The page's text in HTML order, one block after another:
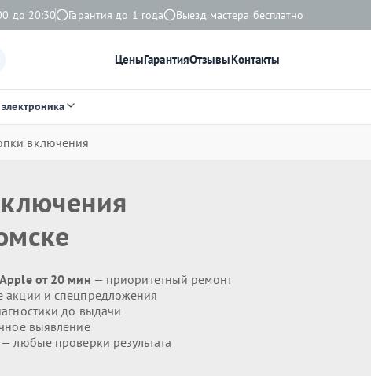
до 20:30 Гарантия до 1 года Выезд мастера бесплатно
ЦеныГарантияОтзывыКонтакты
включения
от 20 мин — приоритетный ремонт
акции и спецпредложения
до выдачи
выявление
— любые проверки результата